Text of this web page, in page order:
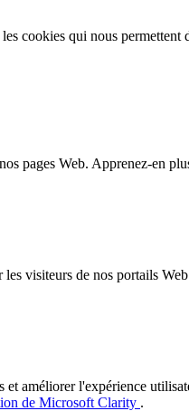
cookies qui nous
pages Web. Apprenez-en
visiteurs de nos portails
améliorer l'expérience
de Microsoft Clarity .